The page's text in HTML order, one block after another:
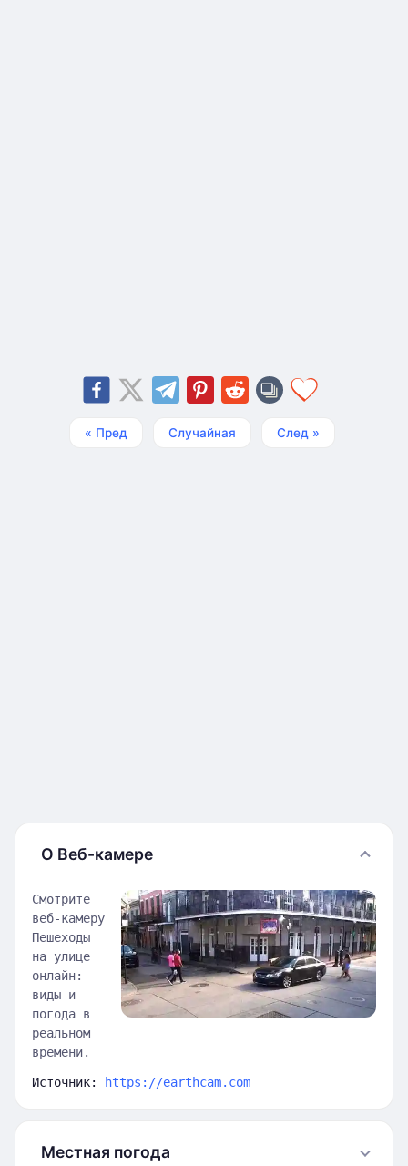
« Пред Случайная След »
О Веб-камере
Смотрите
веб-камеру
Пешеходы
на улице
онлайн:
виды и
погода в
реальном
времени.
Источник: https://earthcam.com
Местная погода